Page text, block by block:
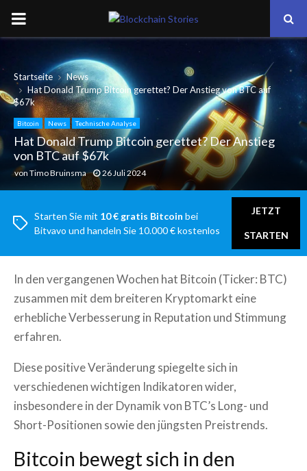
PRIMARY
MENU
Startseite
News
Hat Donald Trump Bitcoin gerettet? Der Anstieg von BTC auf
$67k
Bitcoin News Technische Analyse
Hat Donald Trump Bitcoin gerettet? Der Anstieg
von BTC auf $67k
von Timo Bruinsma 26 Juli 2024
Starten Sie mit 10 € gratis Bitcoin bei
Bitvavo und handeln Sie 10.000 € kostenlos
JETZT
STARTEN
In den vergangenen Wochen hat Bitcoin (Ticker: BTC)
zusammen mit dem breiteren Kryptomarkt eine
erhebliche Verbesserung in Reputation und Stimmung
erfahren.
Diese positive Veränderung spiegelte sich in
verschiedenen wichtigen Indikatoren wider,
insbesondere in der Dynamik von BTC’s Long- und
Short-Positionen sowie den jüngsten Preistrends.
Bitcoin bewegt sich in den